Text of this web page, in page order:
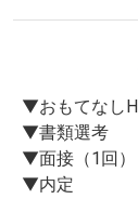
▼おもてなし
▼書類選考
▼面接（1回）
▼内定